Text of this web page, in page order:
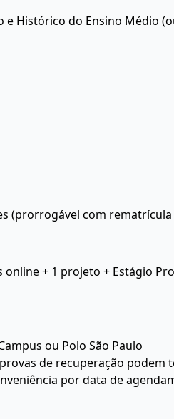
e Histórico do Ensino Médio
(prorrogável com rematrícula
online + 1 projeto + Estágio
ou Polo São Paulo
de recuperação podem
por data de